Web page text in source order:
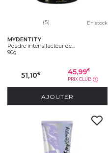
(5) En stock
MYDENTITY
Poudre intensifacteur de...
90g
51,10€ 45,99€
PRIX CLUB ?
AJOUTER